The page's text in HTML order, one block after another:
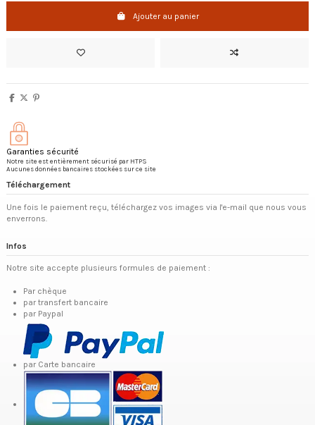
Ajouter au panier
Garanties sécurité
Notre site est entièrement sécurisé par HTPS
Aucunes données bancaires stockées sur ce site
Téléchargement
Une fois le paiement reçu, téléchargez vos images via l'e-mail que nous vous
enverrons.
Infos
Notre site accepte plusieurs formules de paiement :
Par chèque
par transfert bancaire
par Paypal
par Carte bancaire